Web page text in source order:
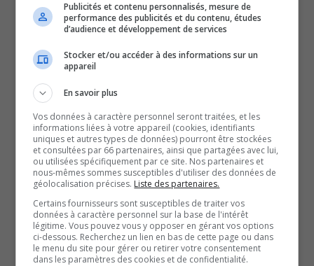
1 318 $ et 14 points d’inaptitude, il s’est vu
retirer son droit de circuler au Québec pour une
durée de sept jours. La SQ rappelle que la
collisions mortelles à survenir sur les routes du
Québec.
À lire aussi :
Un homme de 45 ans inculpé de 61 chefs
d’accusation en lien avec une série d’introductions
par effraction
Entraves de trois mois à prévoir sur le boulevard
Saint-Raymond
Accident impliquant deux véhicules, dont un autobus
Publicités et contenu personnalisés, mesure de
performance des publicités et du contenu, études
d’audience et développement de services
Stocker et/ou accéder à des informations sur un
appareil
En savoir plus
Vos données à caractère personnel seront traitées, et les
informations liées à votre appareil (cookies, identifiants
uniques et autres types de données) pourront être stockées
et consultées par 66 partenaires, ainsi que partagées avec lui,
ou utilisées spécifiquement par ce site. Nos partenaires et
nous-mêmes sommes susceptibles d'utiliser des données de
géolocalisation précises. Liste des partenaires.
Certains fournisseurs sont susceptibles de traiter vos
données à caractère personnel sur la base de l'intérêt
légitime. Vous pouvez vous y opposer en gérant vos options
ci-dessous. Recherchez un lien en bas de cette page ou dans
le menu du site pour gérer ou retirer votre consentement
dans les paramètres des cookies et de confidentialité.